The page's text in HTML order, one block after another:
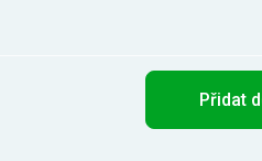
Přidat